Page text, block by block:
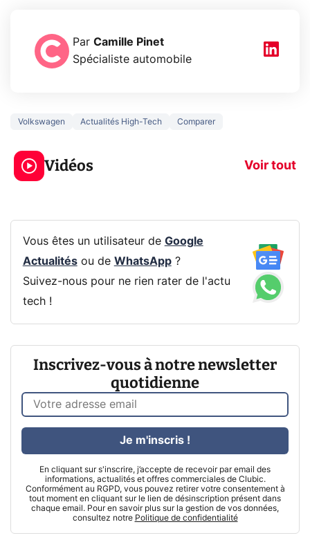
Par Camille Pinet
Spécialiste automobile
Volkswagen Actualités High-Tech Comparer
Vidéos Voir tout
5 générations de
jeux dans la
prochaine Xbox !
navigation
Vous êtes un utilisateur de Google
Actualitésou de WhatsApp?
Suivez-nous pour ne rien rater de l'actu
tech !
Inscrivez-vous à notre newsletter
quotidienne
En cliquant sur s'inscrire, j’accepte de recevoir par email des
informations, actualités et offres commerciales de Clubic.
Conformément au RGPD, vous pouvez retirer votre consentement à
tout moment en cliquant sur le lien de désinscription présent dans
chaque email. Pour en savoir plus sur la gestion de vos données,
consultez notre Politique de confidentialité
Je m'inscris !